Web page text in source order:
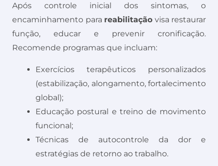
Após controle inicial dos sintomas, o
encaminhamento para reabilitação visa restaurar
função, educar e prevenir cronificação.
Recomende programas que incluam:
Exercícios terapêuticos personalizados
(estabilização, alongamento, fortalecimento
global);
Educação postural e treino de movimento
funcional;
Técnicas de autocontrole da dor e
estratégias de retorno ao trabalho.